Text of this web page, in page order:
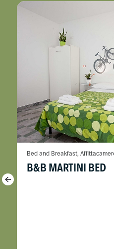
Bed and Breakfast,
B&B MARTINI BED